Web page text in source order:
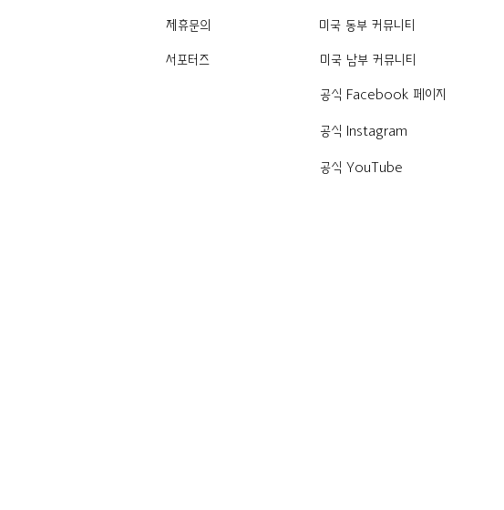
제휴문의
서포터즈
미국 동부 커뮤니티
미국 남부 커뮤니티
공식 Facebook 페이지
공식 Instagram
공식 YouTube